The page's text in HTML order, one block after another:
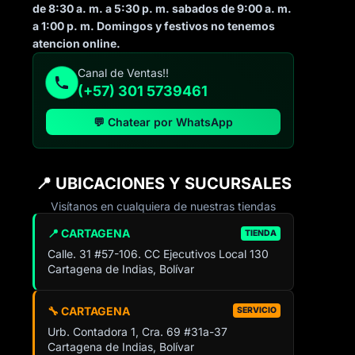
de 8:30 a. m. a 5:30 p. m. sabados de 9:00 a. m.
a 1:00 p. m. Domingos y festivos no tenemos
atencion online.
Canal de Ventas!!
(+57) 301 5739461
💬 Chatear por WhatsApp
📍 UBICACIONES Y SUCURSALES
Visítanos en cualquiera de nuestras tiendas
📍 CARTAGENA TIENDA
Calle. 31 #57-106. CC Ejecutivos Local 130
Cartagena de Indias, Bolívar
🔧 CARTAGENA SERVICIO
Urb. Contadora 1, Cra. 69 #31a-37
Cartagena de Indias, Bolívar